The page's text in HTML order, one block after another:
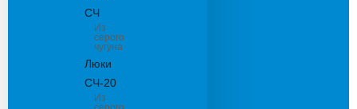
СЧ
Из
серого
чугуна
Люки
СЧ-20
Из